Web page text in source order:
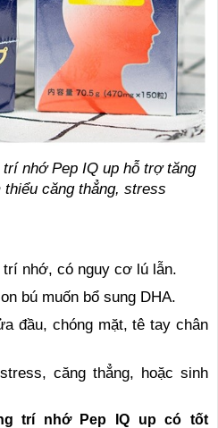
nhớ Pep IQ up hỗ trợ tăng
căng thẳng, stress
nhớ, có nguy cơ lú lẫn.
bú muốn bổ sung DHA.
đầu, chóng mặt, tê tay chân
căng thẳng, hoặc sinh
trí nhớ Pep IQ up có tốt